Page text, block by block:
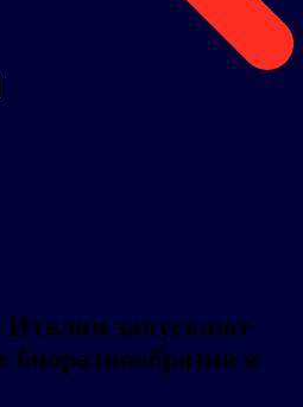
запускают
биоразнообразия в